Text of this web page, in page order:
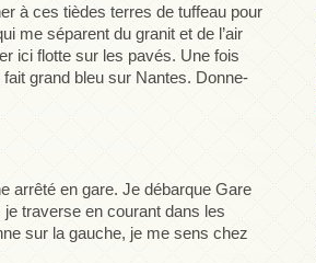
à ces tièdes terres de tuffeau pour
me séparent du granit et de l’air
ici flotte sur les pavés. Une fois
fait grand bleu sur Nantes. Donne-
arrêté en gare. Je débarque Gare
je traverse en courant dans les
sur la gauche, je me sens chez